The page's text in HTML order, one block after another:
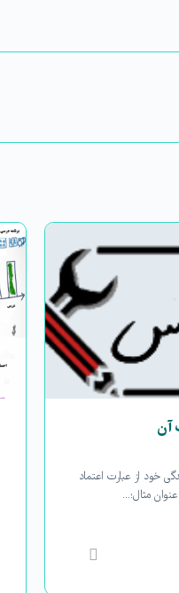
خود از عبارت اعتماد
مثال؛…